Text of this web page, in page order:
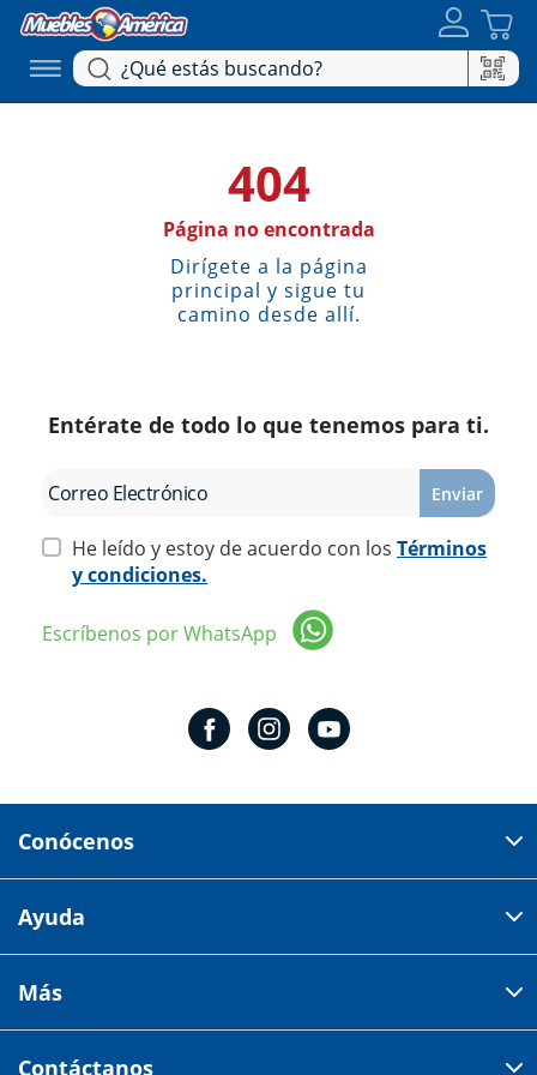
404
Página no encontrada
Dirígete a la página
principal y sigue tu
camino desde allí.
Entérate de todo lo que tenemos para ti.
Enviar
He leído y estoy de acuerdo con los Términos
y condiciones.
Escríbenos por WhatsApp
Conócenos
Av 18 de marzo # 309. Colonia la Nogalera.
Tiendas
Ayuda
Centro de ayuda
Más
Contáctanos